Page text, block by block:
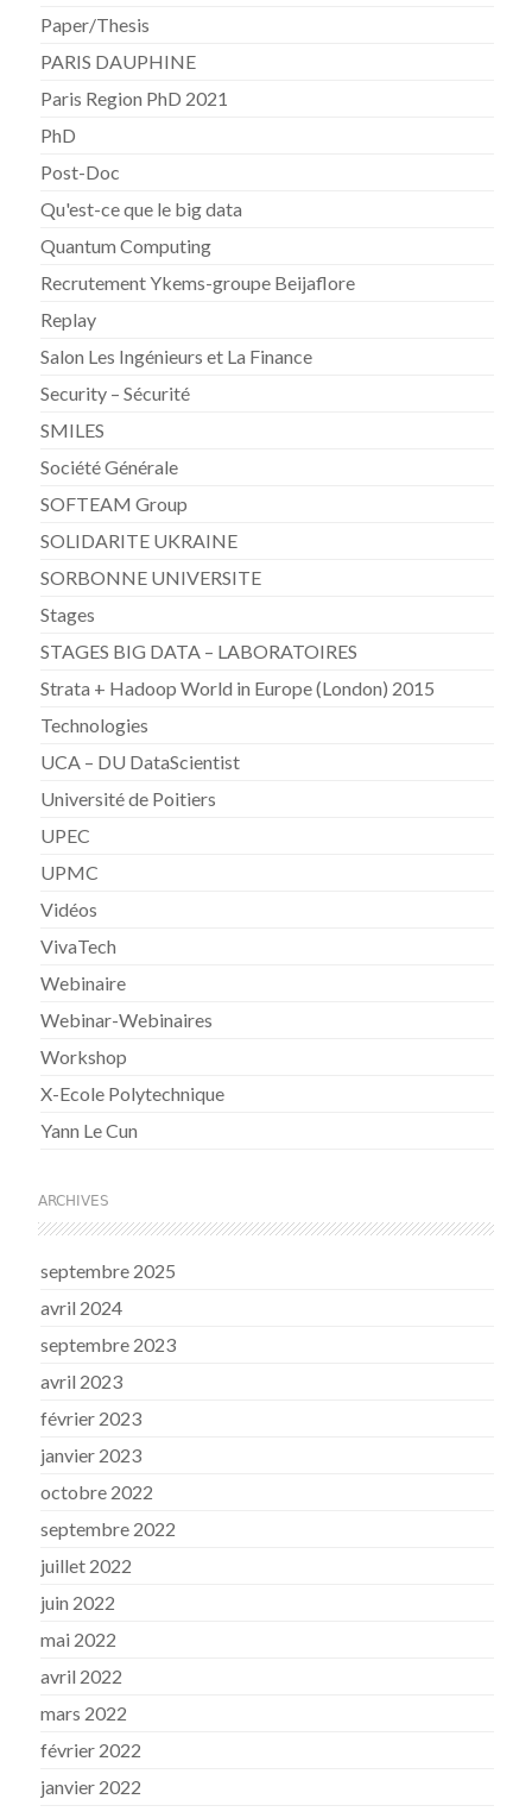
Paper/Thesis
PARIS DAUPHINE
Paris Region PhD 2021
PhD
Post-Doc
Qu'est-ce que le big data
Quantum Computing
Recrutement Ykems-groupe Beijaflore
Replay
Salon Les Ingénieurs et La Finance
Security – Sécurité
SMILES
Société Générale
SOFTEAM Group
SOLIDARITE UKRAINE
SORBONNE UNIVERSITE
Stages
STAGES BIG DATA – LABORATOIRES
Strata + Hadoop World in Europe (London) 2015
Technologies
UCA – DU DataScientist
Université de Poitiers
UPEC
UPMC
Vidéos
VivaTech
Webinaire
Webinar-Webinaires
Workshop
X-Ecole Polytechnique
Yann Le Cun
ARCHIVES
septembre 2025
avril 2024
septembre 2023
avril 2023
février 2023
janvier 2023
octobre 2022
septembre 2022
juillet 2022
juin 2022
mai 2022
avril 2022
mars 2022
février 2022
janvier 2022